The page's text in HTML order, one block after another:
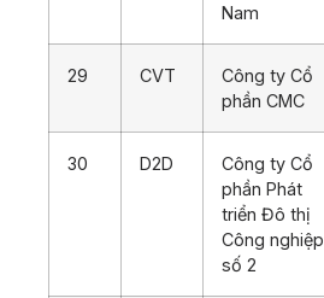
Nam
29 CVT
Công ty Cổ
phần CMC
30 D2D
Công ty Cổ
phần Phát
triển Đô thị
Công nghiệp
số 2